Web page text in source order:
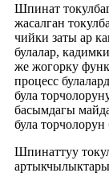
Шпинат
жасалган
чийки заты ар
булалар,
же жогорку
процесс
була
басымдагы
була торчолорун
Шпинаттуу